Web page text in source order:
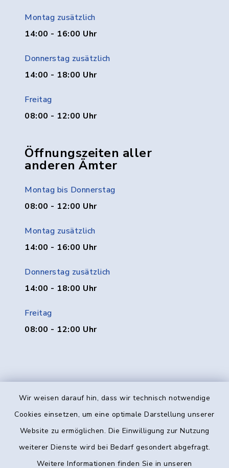
Wir weisen darauf hin, dass wir technisch notwendige
Cookies einsetzen, um eine optimale Darstellung unserer
Website zu ermöglichen. Die Einwilligung zur Nutzung
weiterer Dienste wird bei Bedarf gesondert abgefragt.
Weitere Informationen finden Sie in unseren
Montag zusätzlich
14:00 - 16:00 Uhr
Donnerstag zusätzlich
14:00 - 18:00 Uhr
Freitag
08:00 - 12:00 Uhr
Öffnungszeiten aller
anderen Ämter
Montag bis Donnerstag
08:00 - 12:00 Uhr
Montag zusätzlich
14:00 - 16:00 Uhr
Donnerstag zusätzlich
14:00 - 18:00 Uhr
Freitag
08:00 - 12:00 Uhr
Kontakt